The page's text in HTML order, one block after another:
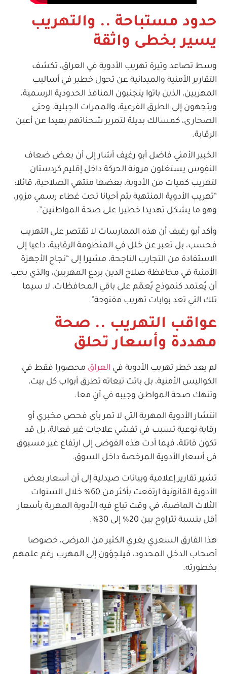
حدود مستباحة .. والتهريب
يسير بخطى واثقة
وسط تصاعد وتيرة تهريب الأدوية في العراق، تكشف
التقارير الأمنية والميدانية عن تحول خطير في أساليب
المهربين، الذين باتوا يتجنبون المنافذ الحدودية الرسمية،
ويتجهون إلى الطرق الفرعية، والممرات الجبلية، وحتى
الصحارى، كمسالك بديلة لتمرير شحناتهم بعيدا عن أعين
الرقابة.
الخبير الأمني فاضل أبو رغيف أشار إلى أن بعض ضعاف
النفوس يستغلون مرونة الحركة داخل إقليم كردستان
لتهريب كميات من الأدوية، بعضها منتهي الصلاحية، قائلا:
“تهريب الأدوية المنتهية يتم أحيانا تحت غطاء رسمي مزور،
وهو ما يشكل تهديدا خطيرا على صحة المواطنين”.
وأكد أبو رغيف أن هذه الممارسات لا تقتصر على التهريب
فحسب، بل تعبر عن خلل في المنظومة الرقابية، داعيا إلى
الاستفادة من التجارب الناجحة، مشيرا إلى “نجاح الأجهزة
الأمنية في محافظة صلاح الدين بردع المهربين، والذي يجب
أن يُعتمد كنموذج يُعمّم على باقي المحافظات، لا سيما
تلك التي تعد بوابات تهريب مفتوحة”.
عواقب التهريب .. صحة
مهددة وأسعار تحلق
لم يعد خطر تهريب الأدوية في العراق محصورا فقط في
الكواليس الأمنية، بل باتت تبعاته تطرق أبواب كل بيت،
وتنهك صحة المواطن وجيبه في آنٍ معا.
انتشار الأدوية المهربة التي لا تمر بأي فحص مخبري أو
رقابة نوعية تسبب في تفشي علاجات غير فعالة، بل قد
تكون قاتلة، فيما أدت هذه الفوضى إلى ارتفاع غير مسبوق
في أسعار الأدوية المرخصة داخل السوق.
تشير تقارير إعلامية وبيانات صيدلية إلى أن أسعار بعض
الأدوية القانونية ارتفعت بأكثر من 60% خلال السنوات
الثلاث الماضية، في وقت تباع فيه الأدوية المهربة بأسعار
أقل بنسبة تتراوح بين 20% إلى 30%.
هذا الفارق السعري يغري الكثير من المرضى، خصوصا
أصحاب الدخل المحدود، فيلجؤون إلى المهرب رغم علمهم
بخطورته.